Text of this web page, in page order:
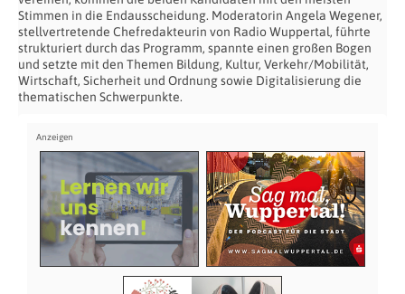
Stimmen in die Endausscheidung. Moderatorin Angela Wegener,
stellvertretende Chefredakteurin von Radio Wuppertal, führte
strukturiert durch das Programm, spannte einen großen Bogen
und setzte mit den Themen Bildung, Kultur, Verkehr/Mobilität,
Wirtschaft, Sicherheit und Ordnung sowie Digitalisierung die
thematischen Schwerpunkte.